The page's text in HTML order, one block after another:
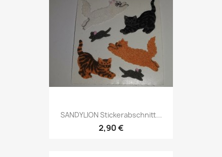
SANDYLION Stickerabschnitt...
2,90 €